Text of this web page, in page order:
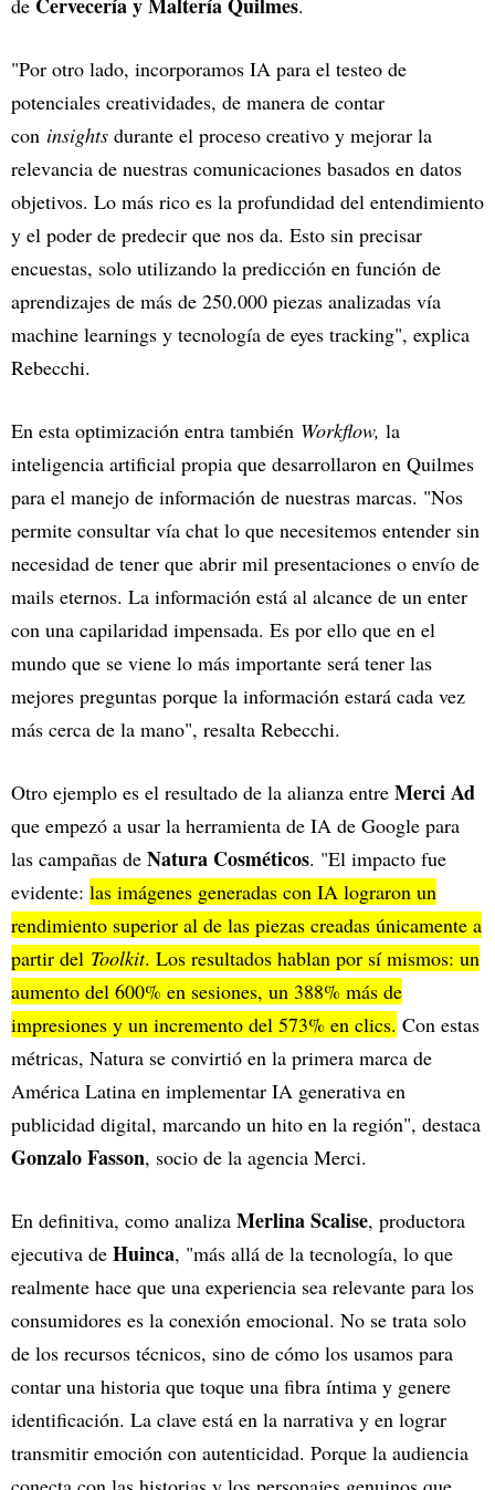
de .
"Por otro lado, incorporamos IA para el testeo de
potenciales creatividades, de manera de contar
con insights durante el proceso creativo y mejorar la
relevancia de nuestras comunicaciones basados en datos
objetivos. Lo más rico es la profundidad del entendimiento
y el poder de predecir que nos da. Esto sin precisar
encuestas, solo utilizando la predicción en función de
aprendizajes de más de 250.000 piezas analizadas vía
machine learnings y tecnología de eyes tracking", explica
Rebecchi.
En esta optimización entra también Workflow, la
inteligencia artificial propia que desarrollaron en Quilmes
para el manejo de información de nuestras marcas. "Nos
permite consultar vía chat lo que necesitemos entender sin
necesidad de tener que abrir mil presentaciones o envío de
mails eternos. La información está al alcance de un enter
con una capilaridad impensada. Es por ello que en el
mundo que se viene lo más importante será tener las
mejores preguntas porque la información estará cada vez
más cerca de la mano", resalta Rebecchi.
Otro ejemplo es el resultado de la alianza entre Merci Ad
que empezó a usar la herramienta de IA de Google para
las campañas de Natura Cosméticos. "El impacto fue
evidente: las imágenes generadas con IA lograron un
rendimiento superior al de las piezas creadas únicamente a
partir del Toolkit. Los resultados hablan por sí mismos: un
aumento del 600% en sesiones, un 388% más de
impresiones y un incremento del 573% en clics. Con estas
métricas, Natura se convirtió en la primera marca de
América Latina en implementar IA generativa en
publicidad digital, marcando un hito en la región", destaca
Gonzalo Fasson, socio de la agencia Merci.
En definitiva, como analiza Merlina Scalise, productora
ejecutiva de Huinca, "más allá de la tecnología, lo que
realmente hace que una experiencia sea relevante para los
consumidores es la conexión emocional. No se trata solo
de los recursos técnicos, sino de cómo los usamos para
contar una historia que toque una fibra íntima y genere
identificación. La clave está en la narrativa y en lograr
transmitir emoción con autenticidad. Porque la audiencia